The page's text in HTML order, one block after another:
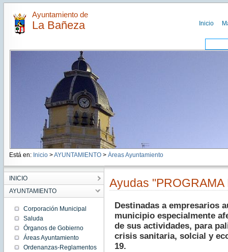
Ayuntamiento de
La Bañeza Inicio
Está en: Inicio >AYUNTAMIENTO> Áreas Ayuntamiento
INICIO
AYUNTAMIENTO
Corporación Municipal
Saluda
Órganos de Gobierno
Áreas Ayuntamiento
Ordenanzas-Reglamentos
Ayudas
Destinadas a empresarios
municipio especialmente
de sus actividades, para
crisis sanitaria, solcial y
19.